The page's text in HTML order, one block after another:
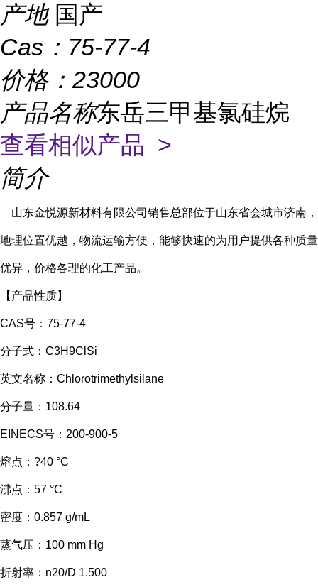
产地 国产
Cas： 75-77-4
价格： 23000
产品名称东岳三甲基氯硅烷
查看相似产品 >
简介
山东金悦源新材料有限公司销售总部位于山东省会城市济南，
地理位置优越，物流运输方便，能够快速的为用户提供各种质量
优异，价格各理的化工产品。
【产品性质】
CAS号：75-77-4
分子式：C3H9ClSi
英文名称：Chlorotrimethylsilane
分子量：108.64
EINECS号：200-900-5
熔点：?40 °C
沸点：57 °C
密度：0.857 g/mL
蒸气压：100 mm Hg
折射率：n20/D 1.500